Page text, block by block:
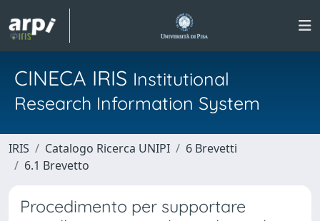
CINECA IRIS Institutional
Research Information System
IRIS Catalogo Ricerca UNIPI
6 Brevetti
6.1 Brevetto
Procedimento per supportare